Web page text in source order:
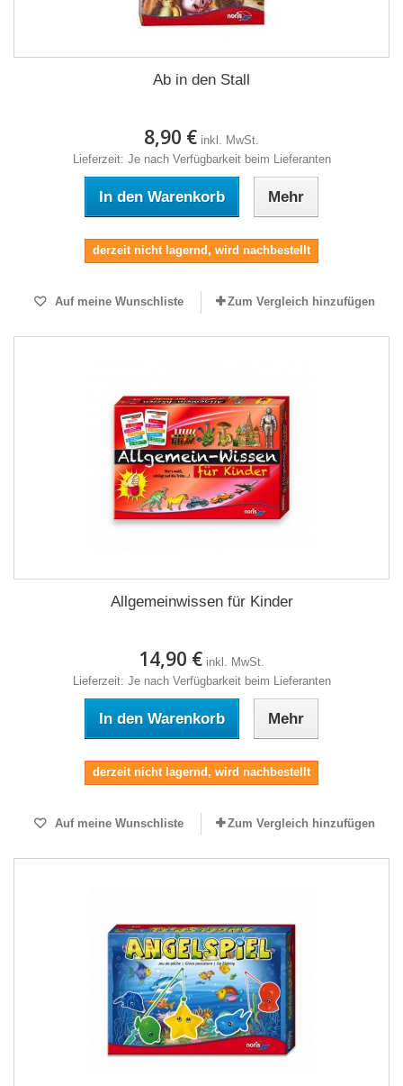
Ab in den Stall
8,90 € inkl. MwSt.
Lieferzeit: Je nach Verfügbarkeit beim Lieferanten
In den Warenkorb Mehr
derzeit nicht lagernd, wird nachbestellt
Auf meine Wunschliste Zum Vergleich hinzufügen
Allgemeinwissen für Kinder
14,90 € inkl. MwSt.
Lieferzeit: Je nach Verfügbarkeit beim Lieferanten
In den Warenkorb Mehr
derzeit nicht lagernd, wird nachbestellt
Auf meine Wunschliste Zum Vergleich hinzufügen